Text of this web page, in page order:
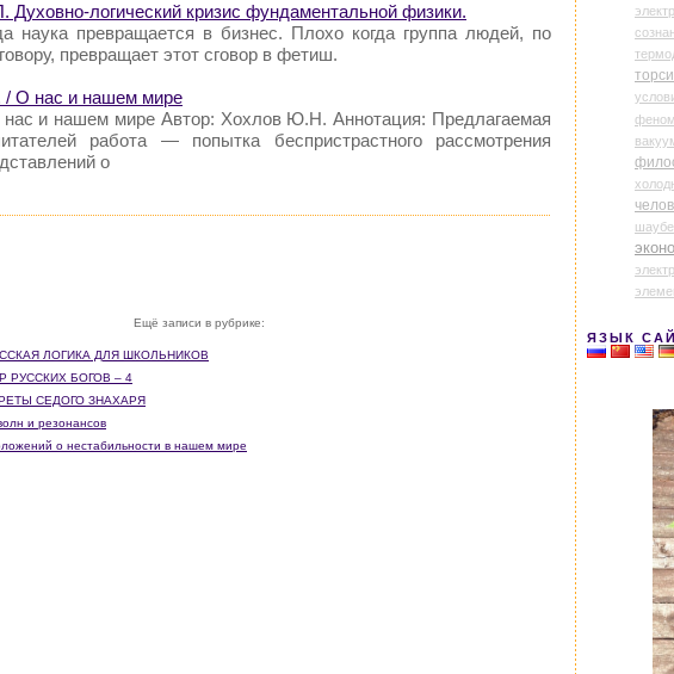
логический кризис фундаментальной физики.
наука превращается в бизнес. Плохо когда группа людей, по
превращает этот сговор в фетиш.
О нас и нашем мире
и нашем мире Автор: Хохлов Ю.Н. Аннотация: Предлагаемая
работа — попытка беспристрастного рассмотрения
о
Ещё записи в рубрике:
ЛОГИКА ДЛЯ ШКОЛЬНИКОВ
РУССКИХ БОГОВ – 4
СЕДОГО ЗНАХАРЯ
и резонансов
о нестабильности в нашем мире
ЯЗЫК